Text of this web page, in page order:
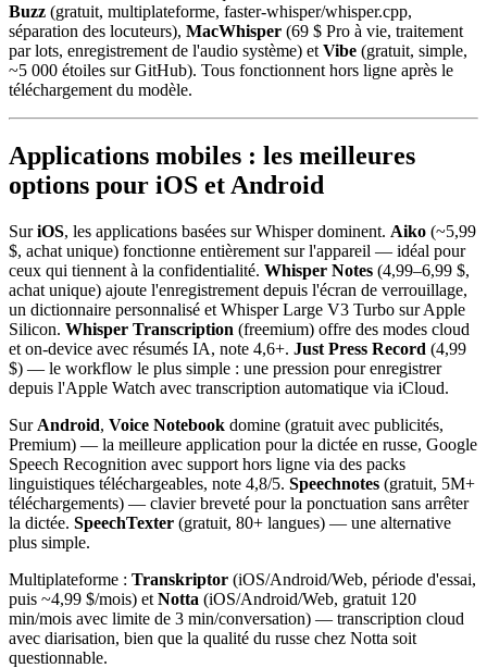
Buzz (gratuit, multiplateforme, faster-whisper/whisper.cpp,
séparation des locuteurs), MacWhisper (69 $ Pro à vie, traitement
par lots, enregistrement de l'audio système) et Vibe (gratuit, simple,
~5 000 étoiles sur GitHub). Tous fonctionnent hors ligne après le
téléchargement du modèle.
Applications mobiles : les meilleures
options pour iOS et Android
SuriOS, les applications basées sur Whisper dominent. Aiko (~5,99
$, achat unique) fonctionne entièrement sur l'appareil — idéal pour
ceux qui tiennent à la confidentialité. Whisper Notes (4,99–6,99 $,
achat unique) ajoute l'enregistrement depuis l'écran de verrouillage,
un dictionnaire personnalisé et Whisper Large V3 Turbo sur Apple
Silicon. Whisper Transcription (freemium) offre des modes cloud
et on-device avec résumés IA, note 4,6+. Just Press Record (4,99
$) — le workflow le plus simple : une pression pour enregistrer
depuis l'Apple Watch avec transcription automatique via iCloud.
Sur Android, Voice Notebook domine (gratuit avec publicités,
Premium) — la meilleure application pour la dictée en russe, Google
Speech Recognition avec support hors ligne via des packs
linguistiques téléchargeables, note 4,8/5. Speechnotes (gratuit, 5M+
téléchargements) — clavier breveté pour la ponctuation sans arrêter
la dictée. SpeechTexter (gratuit, 80+ langues) — une alternative
plus simple.
Multiplateforme : Transkriptor (iOS/Android/Web, période d'essai,
puis ~4,99 $/mois) et Notta (iOS/Android/Web, gratuit 120
min/mois avec limite de 3 min/conversation) — transcription cloud
avec diarisation, bien que la qualité du russe chez Notta soit
questionnable.